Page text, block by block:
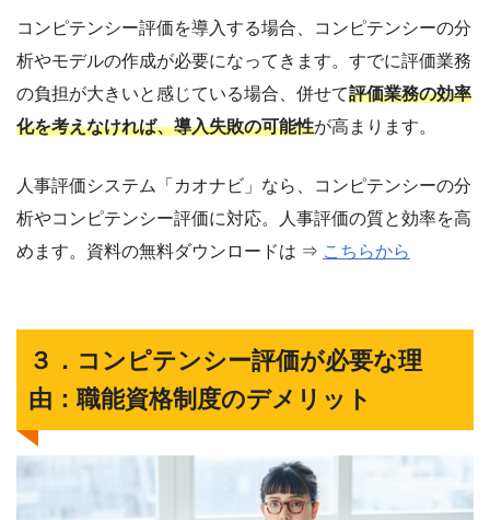
コンピテンシー評価を導入する場合、コンピテンシーの分
析やモデルの作成が必要になってきます。すでに評価業務
の負担が大きいと感じている場合、併せて評価業務の効率
化を考えなければ、導入失敗の可能性が高まります。
人事評価システム「カオナビ」なら、コンピテンシーの分
析やコンピテンシー評価に対応。人事評価の質と効率を高
めます。資料の無料ダウンロードは ⇒ こちらから
３．コンピテンシー評価が必要な理
由：職能資格制度のデメリット